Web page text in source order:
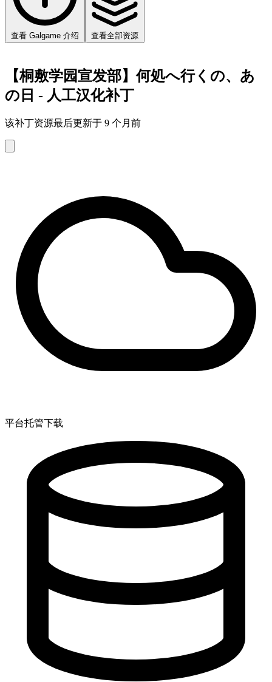
查看 Galgame 介绍 查看全部资源
【桐敷学园宣发部】何処へ行くの、あ
の日 - 人工汉化补丁
该补丁资源最后更新于 9 个月前
平台托管下载